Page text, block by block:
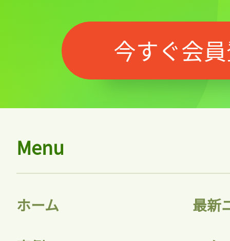
今すぐ会
Menu
ホーム 最新